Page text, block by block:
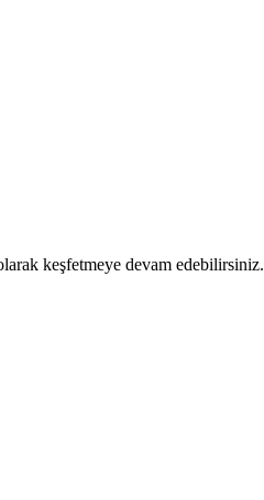
keşfetmeye devam edebilirsiniz.